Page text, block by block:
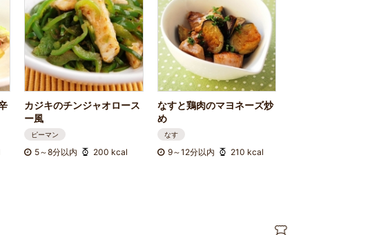
カジキのチンジャオロース
ー風
ピーマン
5～8分以内 200 kcal
なすと鶏肉のマヨネーズ炒
め
なす
9～12分以内 210 kcal